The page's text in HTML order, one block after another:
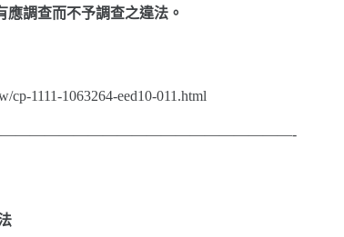
調查而不予調查之違法。
cp-1111-1063264-eed10-011.html